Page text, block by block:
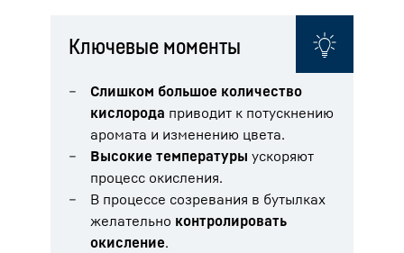
Ключевые моменты
Слишком большое количество
кислорода приводит к потускнению
аромата и изменению цвета.
Высокие температуры ускоряют
процесс окисления.
В процессе созревания в бутылках
желательно контролировать
окисление.